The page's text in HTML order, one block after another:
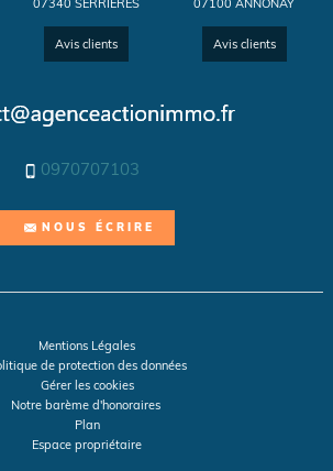
07340 SERRIÈRES
Avis clients
07100 ANNONAY
Avis clients
0970707103
NOUS ÉCRIRE
Mentions Légales
de protection des données
Gérer les cookies
Notre barème d'honoraires
Plan
Espace propriétaire